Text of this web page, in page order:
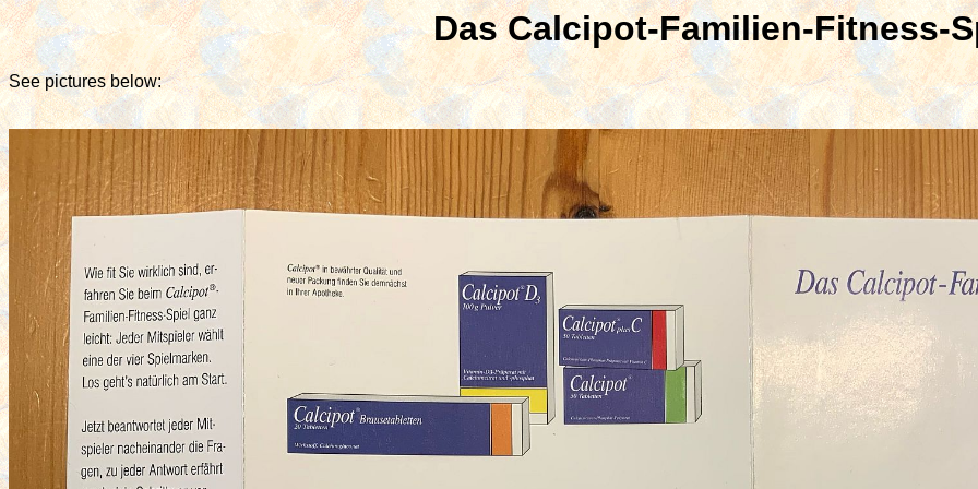
Das Calcipot-Familien-Fitness-
See pictures below: